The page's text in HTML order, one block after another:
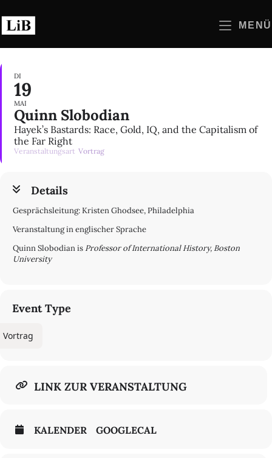
Inhalt
springen
MENÜ
DI
19
MAI
Quinn Slobodian
Hayek’s Bastards: Race, Gold, IQ, and the Capitalism of
the Far Right
Veranstaltungsart Vortrag
Details
Gesprächsleitung: Kristen Ghodsee, Philadelphia
Veranstaltung in englischer Sprache
Quinn Slobodian is Professor of International History, Boston
University
Event Type
Vortrag
LINK ZUR VERANSTALTUNG
KALENDER GOOGLECAL